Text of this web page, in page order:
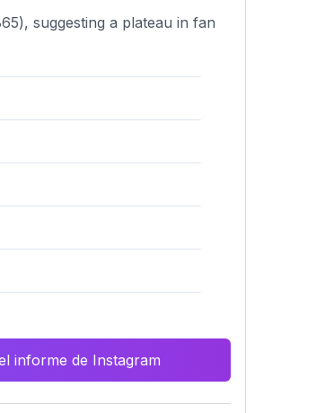
suggesting a plateau in fan
informe de Instagram